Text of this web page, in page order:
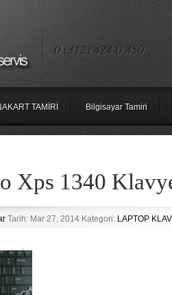
0 (312) 424 0 450
TAMİRİ Bilgisayar Tamiri
Xps 1340
Tarih: Mar 27, 2014 Kategori: LAPTOP